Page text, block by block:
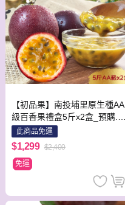
【初品果】南投埔里原生種AA
級百香果禮盒5斤x2盒_預購.周
五-周日及例假日前一天不出貨
此商品免運
$1,299 $2,400
免運